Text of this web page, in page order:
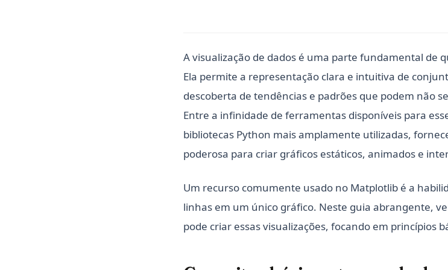
A visualização de dados é uma parte fundamental de
Ela permite a representação clara e intuitiva de
descoberta de tendências e padrões que podem não
Entre a infinidade de ferramentas disponíveis para
bibliotecas Python mais amplamente utilizadas,
poderosa para criar gráficos estáticos, animados e
Um recurso comumente usado no Matplotlib é a
linhas em um único gráfico. Neste guia abrangente,
pode criar essas visualizações, focando em princípios